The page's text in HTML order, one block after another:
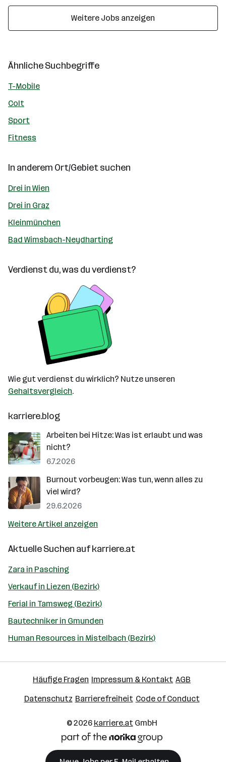
Weitere Jobs anzeigen
Ähnliche Suchbegriffe
T-Mobile
Colt
Sport
Fitness
In anderem Ort/Gebiet suchen
Drei in Wien
Drei in Graz
Kleinmünchen
Bad Wimsbach-Neydharting
Verdienst du, was du verdienst?
Wie gut verdienst du wirklich? Nutze unseren
Gehaltsvergleich.
karriere.blog
Arbeiten bei Hitze: Was ist erlaubt und was
nicht?
6.7.2026
Burnout vorbeugen: Was tun, wenn alles zu
viel wird?
29.6.2026
Weitere Artikel anzeigen
Aktuelle Suchen aufkarriere.at
Zara in Pasching
Verkauf in Liezen (Bezirk)
Ferial in Tamsweg (Bezirk)
Bautechniker in Gmunden
Human Resources in Mistelbach (Bezirk)
Häufige Fragen Impressum & Kontakt AGB
Datenschutz Barrierefreiheit Code of Conduct
© 2026 karriere.atGmbH